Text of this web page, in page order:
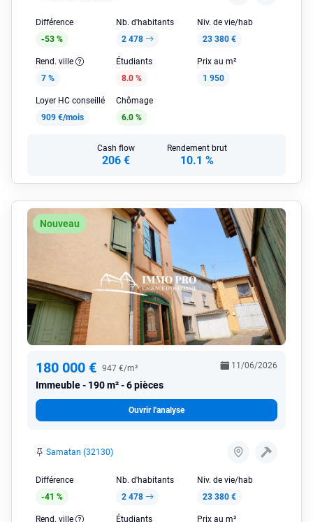
Différence
-53 %
Nb. d'habitants
2 478
Niv. de vie/hab
23 380 €
Rend. ville
7 %
Étudiants
8.0 %
Prix au m²
1 950
Loyer HC conseillé
909 €/mois
Chômage
6.0 %
Cash flow
206 €
Rendement brut
10.1 %
Nouveau
180 000 € 947 €/m²
Immeuble 190 m² - 6 pièces
11/06/2026
Ouvrir l'analyse
Samatan (32130)
Différence
-41 %
Nb. d'habitants
2 478
Niv. de vie/hab
23 380 €
Rend. ville Étudiants Prix au m²